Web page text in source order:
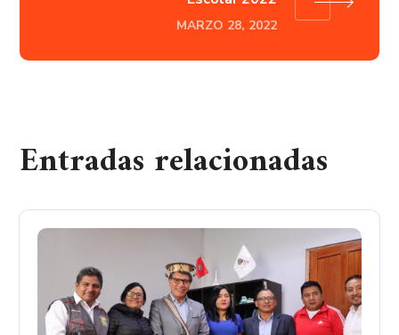
MARZO 28, 2022
Entradas relacionadas